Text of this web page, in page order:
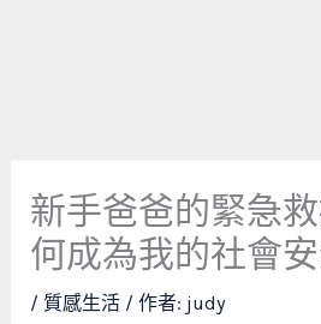
新手爸爸的緊急
何成為我的社會
/ 質感生活/ 作者: judy